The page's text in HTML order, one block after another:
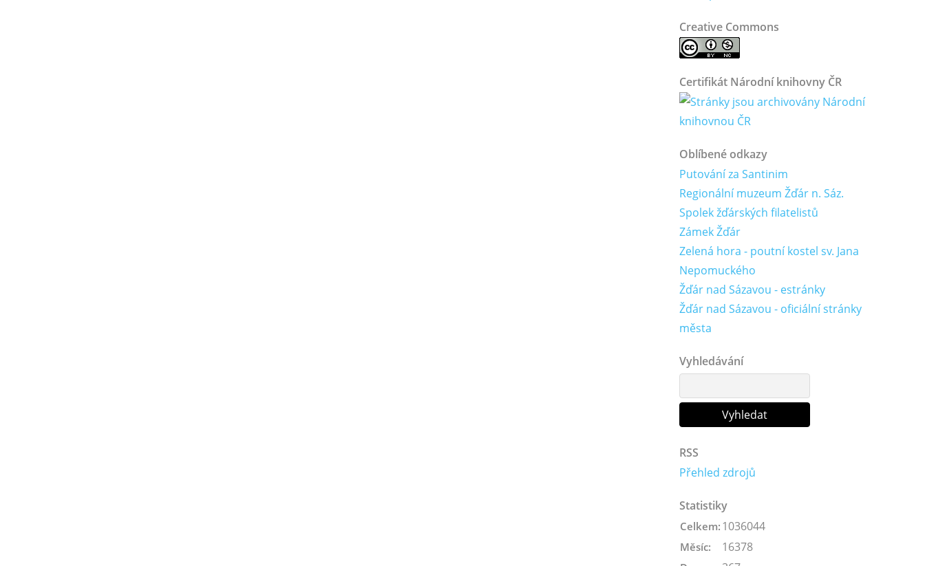
Creative Commons
Certifikát Národní knihovny ČR
Oblíbené odkazy
Putování za Santinim
Regionální muzeum Žďár n. Sáz.
Spolek žďárských filatelistů
Zámek Žďár
Zelená hora - poutní kostel sv. Jana
Nepomuckého
Žďár nad Sázavou - estránky
Žďár nad Sázavou - oficiální stránky
města
Vyhledávání
RSS
Přehled zdrojů
Statistiky
Celkem: 1036044
Měsíc: 16378